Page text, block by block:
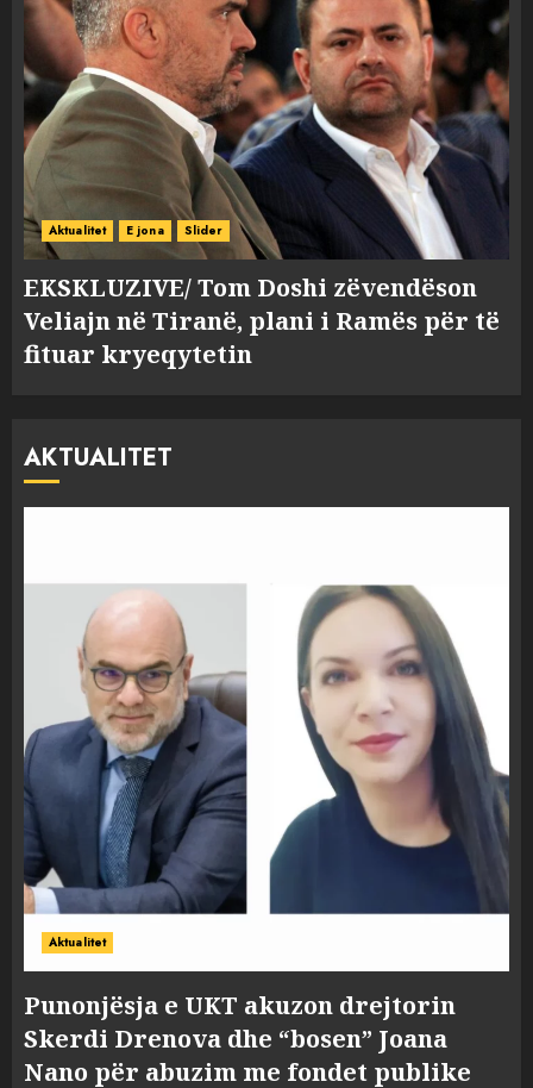
Aktualitet E jona Slider
EKSKLUZIVE/ Tom Doshi zëvendëson
Veliajn në Tiranë, plani i Ramës për të
fituar kryeqytetin
AKTUALITET
Aktualitet
Punonjësja e UKT akuzon drejtorin
Skerdi Drenova dhe “bosen” Joana
Nano për abuzim me fondet publike